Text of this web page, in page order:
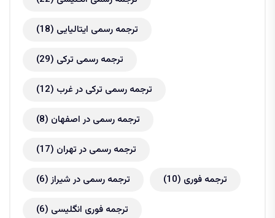
ترجمه رسمی ایتالیایی (18)
ترجمه رسمی ترکی (29)
ترجمه رسمی ترکی در غرب (12)
ترجمه رسمی در اصفهان (8)
ترجمه رسمی در تهران (17)
ترجمه رسمی در شیراز(6) ترجمه فوری (10)
ترجمه فوری انگلیسی (6)